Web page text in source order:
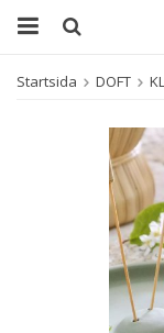
Startsida DOFT